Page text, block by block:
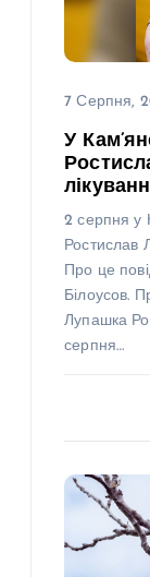
7 Серпня,
У
2 серпня у
Ростислав
Про це
Білоусов.
Лупашка
серпня…